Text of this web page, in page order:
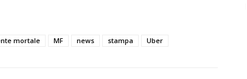
mortale MF news stampa Uber